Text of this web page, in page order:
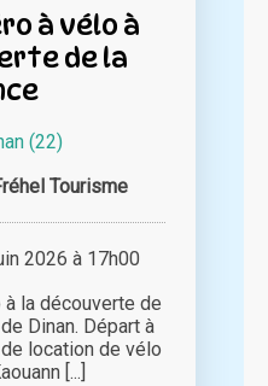
à vélo à
de la
(22)
Tourisme
2026 à 17h00
à la découverte de
Dinan. Départ à
location de vélo
[...]